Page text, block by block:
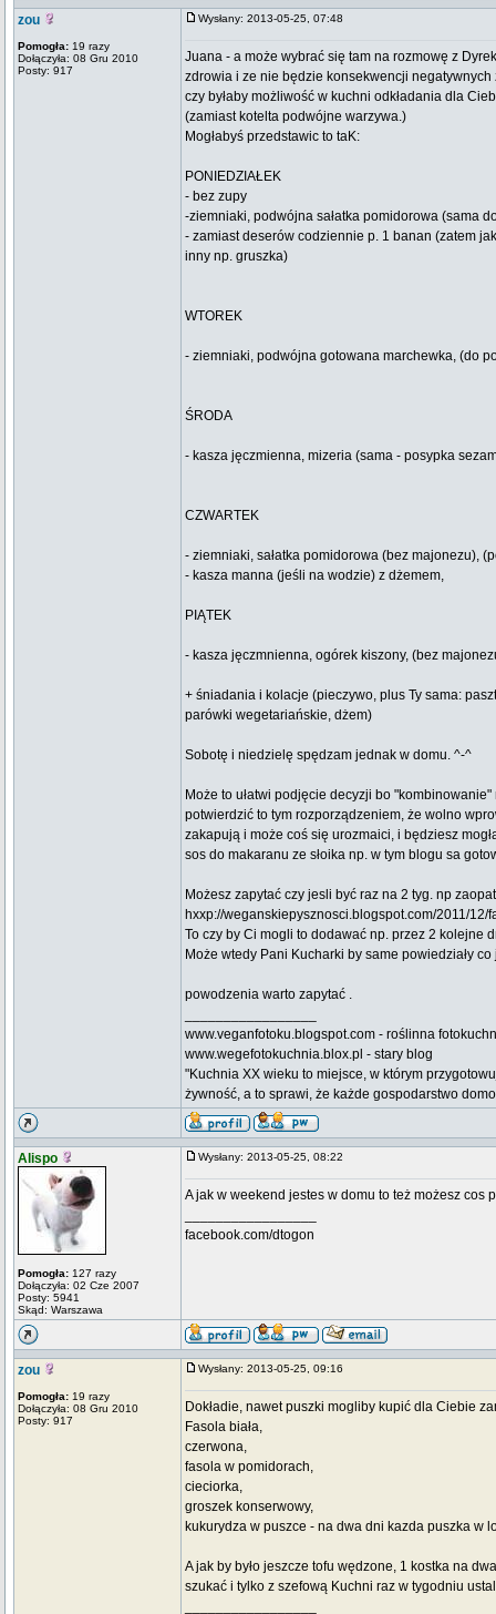
zou
Pomogła: 19 razy
Dołączyła: 08 Gru 2010
Posty: 917
Wysłany: 2013-05-25, 07:48
Juana - a może wybrać się tam na rozmowę z
zdrowia i ze nie będzie konsekwencji
czy byłaby możliwość w kuchni odkładania dla
(zamiast kotelta podwójne warzywa.)
Mogłabyś przedstawic to taK:
PONIEDZIAŁEK
- bez zupy
-ziemniaki, podwójna sałatka pomidorowa (sama
- zamiast deserów codziennie p. 1 banan (zatem
inny np. gruszka)
WTOREK
- ziemniaki, podwójna gotowana marchewka, (do
ŚRODA
- kasza jęczmienna, mizeria (sama - posypka
CZWARTEK
- ziemniaki, sałatka pomidorowa (bez majonezu),
- kasza manna (jeśli na wodzie) z dżemem,
PIĄTEK
- kasza jęczmnienna, ogórek kiszony, (bez
+ śniadania i kolacje (pieczywo, plus Ty sama:
parówki wegetariańskie, dżem)
Sobotę i niedzielę spędzam jednak w domu. ^-^
Może to ułatwi podjęcie decyzji bo
potwierdzić to tym rozporządzeniem, że wolno
zakapują i może coś się urozmaici, i będziesz
sos do makaranu ze słoika np. w tym blogu sa
Możesz zapytać czy jesli być raz na 2 tyg. np
hxxp://weganskiepysznosci.blogspot.com/2011/
To czy by Ci mogli to dodawać np. przez 2 kolejne
Może wtedy Pani Kucharki by same powiedziały
powodzenia warto zapytać .
www.veganfotoku.blogspot.com - roślinna
www.wegefotokuchnia.blox.pl - stary blog
"Kuchnia XX wieku to miejsce, w którym
żywność, a to sprawi, że każde gospodarstwo
Alispo
Pomogła: 127 razy
Dołączyła: 02 Cze 2007
Posty: 5941
Skąd: Warszawa
Wysłany: 2013-05-25, 08:22
A jak w weekend jestes w domu to też możesz
facebook.com/dtogon
zou
Pomogła: 19 razy
Dołączyła: 08 Gru 2010
Posty: 917
Wysłany: 2013-05-25, 09:16
Dokładie, nawet puszki mogliby kupić dla Ciebie
Fasola biała,
czerwona,
fasola w pomidorach,
cieciorka,
groszek konserwowy,
kukurydza w puszce - na dwa dni kazda puszka w
A jak by było jeszcze tofu wędzone, 1 kostka na
szukać i tylko z szefową Kuchni raz w tygodniu